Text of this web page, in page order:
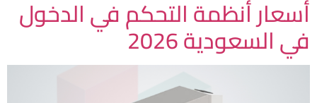
أسعار أنظمة التحكم في الدخول
في السعودية 2026